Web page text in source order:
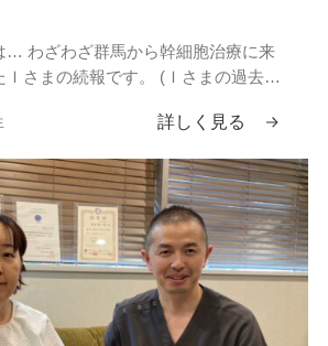
… わざわざ群馬から幹細胞治療に来
Ｉさまの続報です。 (Ｉさまの過去の
可)、3ヶ月、半年で、治療後の経過
詳しく見る